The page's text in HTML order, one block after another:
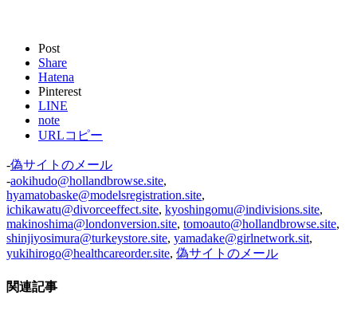
Post
Share
Hatena
Pinterest
LINE
note
URLコピー
-偽サイトのメール
-aokihudo@hollandbrowse.site,
hyamatobaske@modelsregistration.site,
ichikawatu@divorceeffect.site, kyoshingomu@indivisions.site,
makinoshima@londonversion.site, tomoauto@hollandbrowse.site,
shinjiyosimura@turkeystore.site, yamadake@girlnetwork.sit,
yukihirogo@healthcareorder.site, 偽サイトのメール
関連記事